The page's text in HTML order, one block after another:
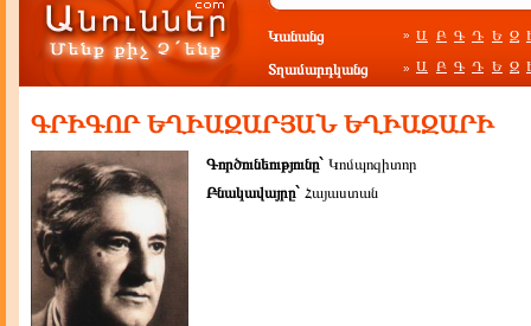
Կանանց » Ա Բ Գ Դ Ե Զ
Տղամարդկանց » Ա Բ Գ Դ Ե Զ
ԳՐԻԳՈՐ ԵՂԻԱԶԱՐՅԱՆ ԵՂԻԱԶԱՐԻ
Գործունեությունը` Կոմպոզիտոր
Բնակավայրը` Հայաստան